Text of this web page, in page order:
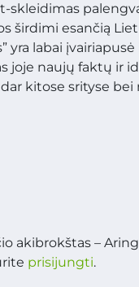
skleidimas
širdimi esančią
yra labai
joje naujų faktų ir
kitose srityse bei
akibrokštas –
prisijungti.